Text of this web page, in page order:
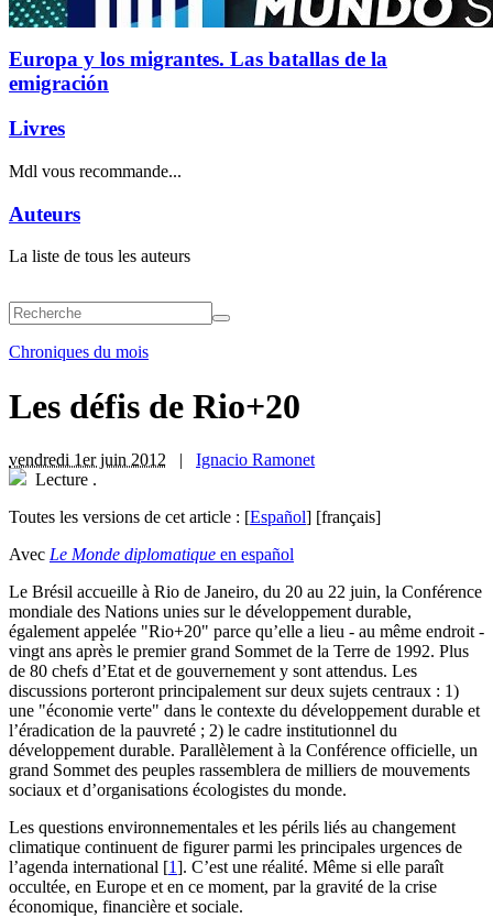
Europa y los migrantes. Las batallas de la
emigración
Livres
Mdl vous recommande...
Auteurs
La liste de tous les auteurs
Chroniques du mois
Les défis de Rio+20
vendredi 1er juin 2012 | Ignacio Ramonet
Lecture .
Toutes les versions de cet article : [Español] [français]
Avec Le Monde diplomatique en español
Le Brésil accueille à Rio de Janeiro, du 20 au 22 juin, la Conférence
mondiale des Nations unies sur le développement durable,
également appelée "Rio+20" parce qu’elle a lieu - au même endroit -
vingt ans après le premier grand Sommet de la Terre de 1992. Plus
de 80 chefs d’Etat et de gouvernement y sont attendus. Les
discussions porteront principalement sur deux sujets centraux : 1)
une "économie verte" dans le contexte du développement durable et
l’éradication de la pauvreté ; 2) le cadre institutionnel du
développement durable. Parallèlement à la Conférence officielle, un
grand Sommet des peuples rassemblera de milliers de mouvements
sociaux et d’organisations écologistes du monde.
Les questions environnementales et les périls liés au changement
climatique continuent de figurer parmi les principales urgences de
l’agenda international [1]. C’est une réalité. Même si elle paraît
occultée, en Europe et en ce moment, par la gravité de la crise
économique, financière et sociale.